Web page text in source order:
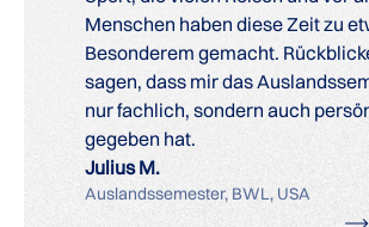
Menschen haben diese Zeit zu
Besonderem gemacht.
sagen, dass mir das
nur fachlich, sondern auch
gegeben hat.
Julius M.
Auslandssemester, BWL, USA